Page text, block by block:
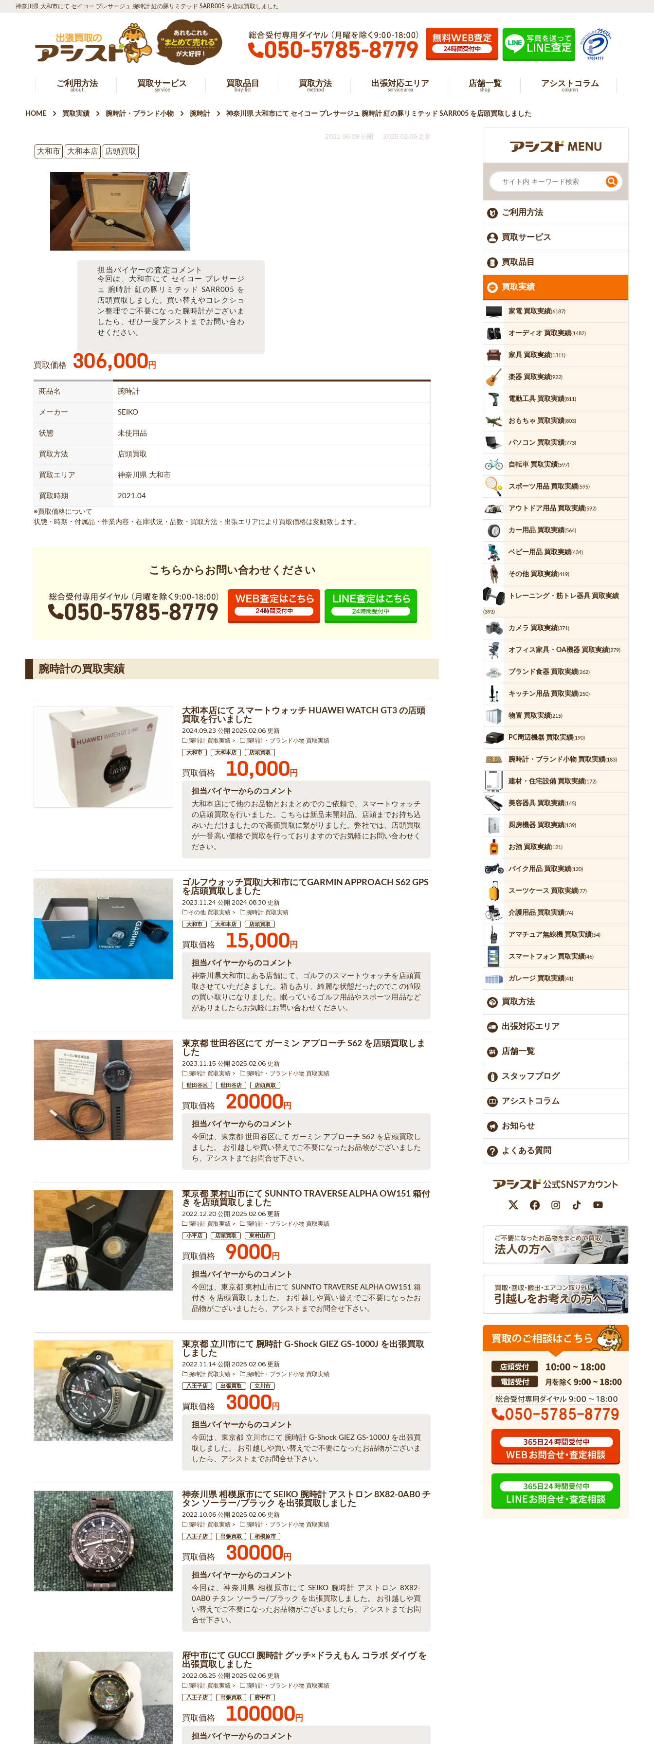
神奈川県 大和市にて セイコー プレサージュ 腕時計 紅の豚リミテッド SARR005 を店頭買取しました
ご利用方法
about
買取サービス
service
買取品目
buy-list
買取方法
method
出張対応エリア
service area
店舗一覧
shop
アシストコラム
column
HOME 買取実績 腕時計・ブランド小物 腕時計 神奈川県 大和市にて セイコー プレサージュ 腕時計 紅の豚リミテッド SARR005 を店頭買取しました
2021.06.09 公開
2025.02.06 更新
大和市
大和本店 店頭買取
担当バイヤーの査定コメント
今回は、大和市にて セイコー プレサージ
ュ 腕時計 紅の豚リミテッド SARR005 を
店頭買取しました。買い替えやコレクショ
ン整理でご不要になった腕時計がございま
したら、ぜひ一度アシストまでお問い合わ
せください。
買取価格 306,000円
商品名 腕時計
メーカー SEIKO
状態 未使用品
買取方法 店頭買取
買取エリア 神奈川県 大和市
買取時期 2021.04
※買取価格について
状態・時期・付属品・作業内容・在庫状況・品数・買取方法・出張エリアにより買取価格は変動致します。
こちらからお問い合わせください
腕時計の買取実績
大和本店にて スマートウォッチ HUAWEI WATCH GT3 の店頭
買取を行いました
2024.09.23 公開 2025.02.06 更新
腕時計 買取実績 腕時計・ブランド小物 買取実績
大和市 大和本店 店頭買取
買取価格 10,000円
担当バイヤーからのコメント
大和本店にて他のお品物とおまとめでのご依頼で、スマートウォッチ
の店頭買取を行いました。こちらは新品未開封品、店頭までお持ち込
みいただけましたので高価買取に繋がりました。弊社では、店頭買取
が一番高い価格で買取を行っておりますのでお気軽にお問い合わせく
ださい。
ゴルフウォッチ買取|大和市にてGARMIN APPROACH S62 GPS
を店頭買取しました
2023.11.24 公開 2024.08.30 更新
その他 買取実績 腕時計 買取実績
大和市 大和本店 店頭買取
買取価格 15,000円
担当バイヤーからのコメント
神奈川県大和市にある店舗にて、ゴルフのスマートウォッチを店頭買
取させていただきました。箱もあり、綺麗な状態だったのでこの値段
の買い取りになりました。眠っているゴルフ用品やスポーツ用品など
がありましたらお気軽にお問い合わせください。
東京都 世田谷区にて ガーミン アプローチ S62 を店頭買取しま
した
2023.11.15 公開 2025.02.06 更新
腕時計 買取実績 腕時計・ブランド小物 買取実績
世田谷区 世田谷店 店頭買取
買取価格 20000円
担当バイヤーからのコメント
今回は、東京都 世田谷区にて ガーミン アプローチ S62 を店頭買取し
ました。 お引越しや買い替えでご不要になったお品物がございました
ら、アシストまでお問合せ下さい。
東京都 東村山市にて SUNNTO TRAVERSE ALPHA OW151 箱付
き を店頭買取しました
2022.12.20 公開 2025.02.06 更新
腕時計 買取実績 腕時計・ブランド小物 買取実績
小平店 店頭買取 東村山市
買取価格 9000円
担当バイヤーからのコメント
今回は、東京都 東村山市にて SUNNTO TRAVERSE ALPHA OW151 箱
付き を店頭買取しました。 お引越しや買い替えでご不要になったお
品物がございましたら、アシストまでお問合せ下さい。
東京都 立川市にて 腕時計 G-Shock GIEZ GS-1000J を出張買取
しました
2022.11.14 公開 2025.02.06 更新
腕時計 買取実績 腕時計・ブランド小物 買取実績
八王子店 出張買取 立川市
買取価格 3000円
担当バイヤーからのコメント
今回は、東京都 立川市にて 腕時計 G-Shock GIEZ GS-1000J を出張買
取しました。 お引越しや買い替えでご不要になったお品物がございま
したら、アシストまでお問合せ下さい。
神奈川県 相模原市にて SEIKO 腕時計 アストロン 8X82-0AB0 チ
タン ソーラー/ブラック を出張買取しました
2022.10.06 公開 2025.02.06 更新
腕時計 買取実績 腕時計・ブランド小物 買取実績
八王子店 出張買取 相模原市
買取価格 30000円
担当バイヤーからのコメント
今回は、神奈川県 相模原市にて SEIKO 腕時計 アストロン 8X82-
0AB0 チタン ソーラー/ブラック を出張買取しました。 お引越しや買
い替えでご不要になったお品物がございましたら、アシストまでお問
合せ下さい。
府中市にて GUCCI 腕時計 グッチ×ドラえもん コラボ ダイヴ を
出張買取しました
2022.08.25 公開 2025.02.06 更新
腕時計 買取実績 腕時計・ブランド小物 買取実績
八王子店 出張買取 府中市
買取価格 100000円
担当バイヤーからのコメント
ご利用方法
買取サービス
買取品目
買取実績
家電 買取実績(6187)
オーディオ 買取実績(1482)
家具 買取実績(1311)
楽器 買取実績(922)
電動工具 買取実績(811)
おもちゃ 買取実績(803)
パソコン 買取実績(773)
自転車 買取実績(597)
スポーツ用品 買取実績(595)
アウトドア用品 買取実績(592)
カー用品 買取実績(564)
ベビー用品 買取実績(434)
その他 買取実績(419)
トレーニング・筋トレ器具 買取実績
(393)
カメラ 買取実績(371)
オフィス家具・OA機器 買取実績(279)
ブランド食器 買取実績(262)
キッチン用品 買取実績(250)
物置 買取実績(215)
PC周辺機器 買取実績(190)
腕時計・ブランド小物 買取実績(183)
建材・住宅設備 買取実績(172)
美容器具 買取実績(145)
厨房機器 買取実績(139)
お酒 買取実績(121)
バイク用品 買取実績(120)
スーツケース 買取実績(77)
介護用品 買取実績(74)
アマチュア無線機 買取実績(54)
スマートフォン 買取実績(46)
ガレージ 買取実績(41)
買取方法
出張対応エリア
店舗一覧
スタッフブログ
アシストコラム
お知らせ
よくある質問